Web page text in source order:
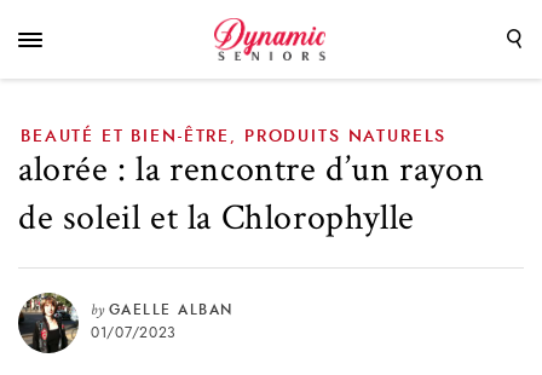
Chlorophylle
BEAUTÉ ET BIEN-ÊTRE PRODUITS NATURELS
alorée : la rencontre d’un rayon
de soleil et la Chlorophylle
by GAELLE ALBAN
01/07/2023